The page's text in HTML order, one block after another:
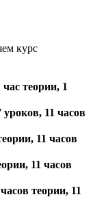
курс
час теории, 1
уроков, 11 часов
11 часов
11 часов
теории, 11